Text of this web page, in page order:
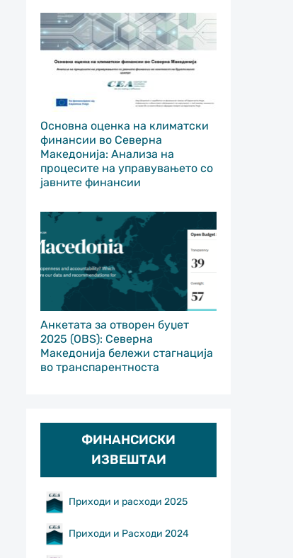
Основна оценка на климатски
финансии во Северна
Македонија: Анализа на
процесите на управувањето со
јавните финансии
Анкетата за отворен буџет
2025 (OBS): Северна
Македонија бележи стагнација
во транспарентноста
ФИНАНСИСКИ
ИЗВЕШТАИ
Приходи и расходи 2025
Приходи и Расходи 2024